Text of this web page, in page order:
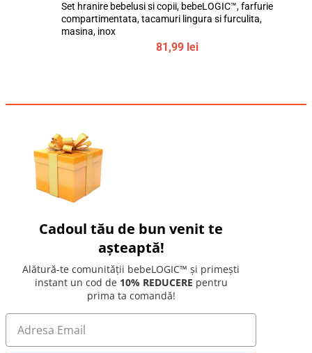
Set hranire bebelusi si copii, bebeLOGIC™, farfurie
compartimentata, tacamuri lingura si furculita,
masina, inox
81,99 lei
Cadoul tău de bun venit te
așteaptă!
Alătură-te comunității bebeLOGIC™ și primești
instant un cod de 10% REDUCERE pentru
prima ta comandă!